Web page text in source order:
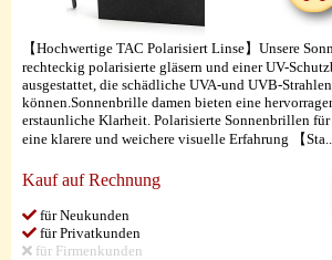
【Hochwertige TAC Polarisiert Linse】Unsere
rechteckig polarisierte gläsern und einer UV-
ausgestattet, die schädliche UVA-und UVB-
können.Sonnenbrille damen bieten eine
erstaunliche Klarheit. Polarisierte Sonnenbrillen
eine klarere und weichere visuelle Erfahrung 【
Kauf auf Rechnung
für Neukunden
für Privatkunden
für Firmenkunden